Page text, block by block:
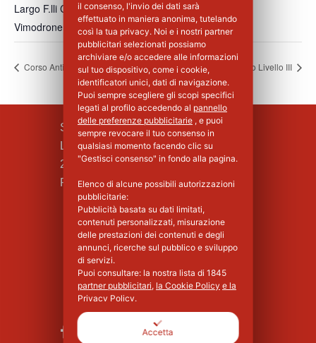
Largo F.lli Cervi, 8
Vimodrone
MI 20900 Italia + Google Maps
Corso Antincendio Livello III Corso Antincendio Livello III
SILPA S.R.L.
Largo F.lli Cervi, 8
20090 Vimodrone (MI)
Piva : 02339750966 - MI 1427008
il consenso, l'invio dei dati sarà
effettuato in maniera anonima, tutelando
così la tua privacy. Noi e i nostri partner
pubblicitari selezionati possiamo
archiviare e/o accedere alle informazioni
sul tuo dispositivo, come i cookie,
identificatori unici, dati di navigazione.
Puoi sempre scegliere gli scopi specifici
legati al profilo accedendo al pannello
delle preferenze pubblicitarie, e puoi
sempre revocare il tuo consenso in
qualsiasi momento facendo clic su
"Gestisci consenso" in fondo alla pagina.
Elenco di alcune possibili autorizzazioni
pubblicitarie:
Pubblicità basata su dati limitati,
contenuti personalizzati, misurazione
delle prestazioni dei contenuti e degli
annunci, ricerche sul pubblico e sviluppo
di servizi.
Puoi consultare: la nostra lista di 1845
partner pubblicitari, la Cookie Policy e la
Privacy Policy.
Accetta